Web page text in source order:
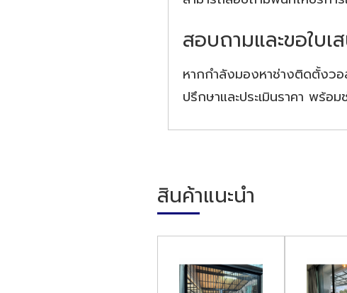
สอบถามและขอใบเ
หากกำลังมองหาช่างติดตั้งวอ
ปรึกษาและประเมินราคา พร้
สินค้าแนะนำ